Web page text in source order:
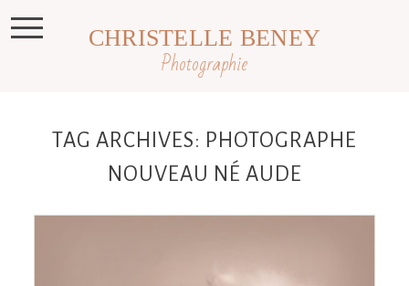
Photographie
CHRISTELLE BENEY
TAG ARCHIVES: PHOTOGRAPHE
NOUVEAU NÉ AUDE